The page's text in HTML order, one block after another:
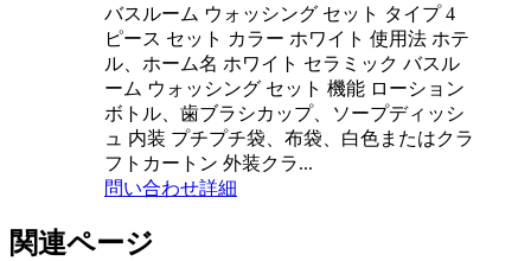
バスルーム ウォッシング セット タイプ 4
ピース セット カラー ホワイト 使用法 ホテ
ル、ホーム名 ホワイト セラミック バスル
ーム ウォッシング セット 機能 ローション
ボトル、歯ブラシカップ、ソープディッシ
ュ 内装 プチプチ袋、布袋、白色またはクラ
フトカートン 外装クラ...
問い合わせ詳細
関連ページ